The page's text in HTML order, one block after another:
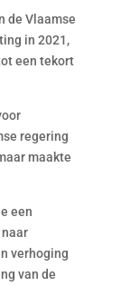
de Vlaamse
in 2021,
een tekort
regering
maakte
een
verhoging
van de